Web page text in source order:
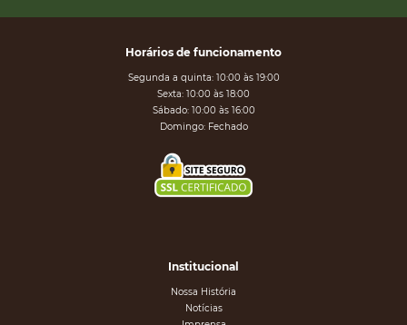
Horários de funcionamento
Segunda a quinta: 10:00 às 19:00
Sexta: 10:00 às 18:00
Sábado: 10:00 às 16:00
Domingo: Fechado
Institucional
Nossa História
Notícias